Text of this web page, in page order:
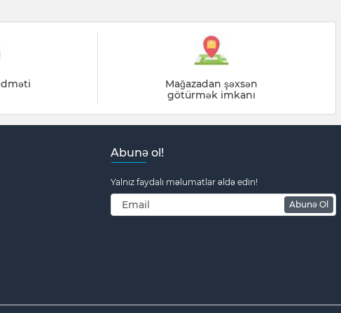
Mağazadan şəxsən
götürmək imkanı
Abunə ol!
Yalnız faydalı məlumatlar əldə edin!
Abunə Ol